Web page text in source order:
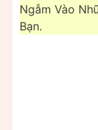
Ngẫm Vào
Bạn.